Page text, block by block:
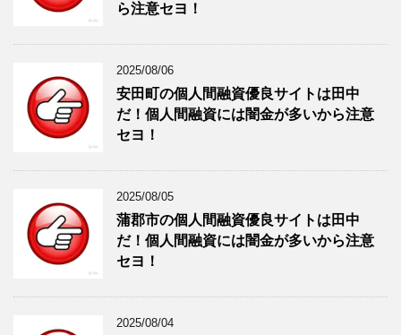
ら注意セヨ！
2025/08/06
安田町の個人間融資優良サイトは田中
だ！個人間融資には闇金が多いから注意
セヨ！
2025/08/05
蒲郡市の個人間融資優良サイトは田中
だ！個人間融資には闇金が多いから注意
セヨ！
2025/08/04